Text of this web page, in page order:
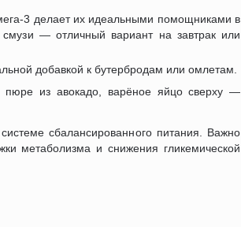
3 делает их идеальными помощниками в
— отличный вариант на завтрак или
добавкой к бутербродам или омлетам.
пюре из авокадо, варёное яйцо сверху —
сбалансированного питания. Важно
метаболизма и снижения гликемической